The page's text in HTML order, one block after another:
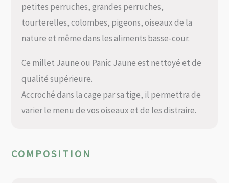
petites perruches, grandes perruches,
tourterelles, colombes, pigeons, oiseaux de la
nature et même dans les aliments basse-cour.
Ce millet Jaune ou Panic Jaune est nettoyé et de
qualité supérieure.
Accroché dans la cage par sa tige, il permettra de
varier le menu de vos oiseaux et de les distraire.
COMPOSITION